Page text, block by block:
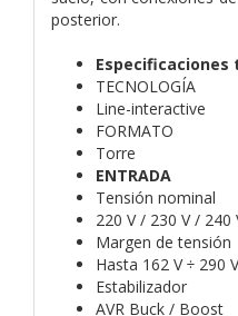
posterior.
Especificaciones
TECNOLOGÍA
Line-interactive
FORMATO
Torre
ENTRADA
Tensión nominal
220 V / 230 V / 240
Margen de tensión
Hasta 162 V ÷ 290 V
Estabilizador
AVR Buck / Boost